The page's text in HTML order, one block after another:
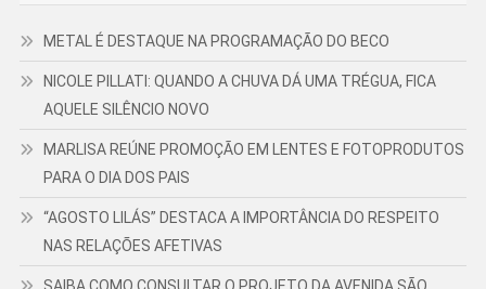
METAL É DESTAQUE NA PROGRAMAÇÃO DO BECO
NICOLE PILLATI: QUANDO A CHUVA DÁ UMA TRÉGUA, FICA
AQUELE SILÊNCIO NOVO
MARLISA REÚNE PROMOÇÃO EM LENTES E FOTOPRODUTOS
PARA O DIA DOS PAIS
“AGOSTO LILÁS” DESTACA A IMPORTÂNCIA DO RESPEITO
NAS RELAÇÕES AFETIVAS
SAIBA COMO CONSULTAR O PROJETO DA AVENIDA SÃO